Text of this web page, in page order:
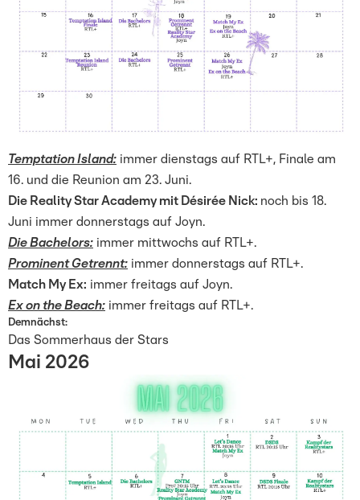
Temptation Island: immer dienstags auf RTL+, Finale am
16. und die Reunion am 23. Juni.
Die Reality Star Academy mit Désirée Nick: noch bis 18.
Juni immer donnerstags auf Joyn.
Die Bachelors: immer mittwochs auf RTL+.
Prominent Getrennt: immer donnerstags auf RTL+.
Match My Ex: immer freitags auf Joyn.
Ex on the Beach: immer freitags auf RTL+.
Demnächst:
Das Sommerhaus der Stars
Mai 2026